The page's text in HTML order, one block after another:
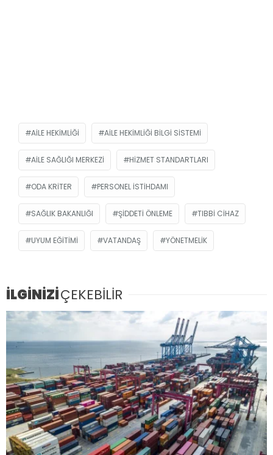
AILE HEKIMLIĞI AILE HEKIMLIĞI BILGI SISTEMI
AILE SAĞLIĞI MERKEZI HIZMET STANDARTLARI
ODA KRITER PERSONEL ISTIHDAMI
SAĞLIK BAKANLIĞI ŞIDDETI ÖNLEME TIBBI CIHAZ
UYUM EĞITIMI VATANDAŞ YÖNETMELIK
İLGİNİZİÇEKEBİLİR